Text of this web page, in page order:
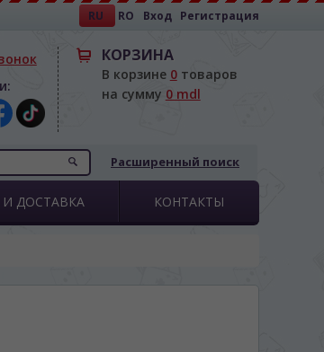
RU RO Вход Регистрация
КОРЗИНА
В корзине 0товаров
на сумму 0 mdl
Расширенный поиск
И ДОСТАВКА КОНТАКТЫ